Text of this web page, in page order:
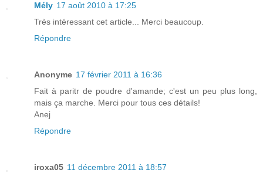
Mély 17 août 2010 à 17:25
Très intéressant cet article... Merci beaucoup.
Répondre
Anonyme 17 février 2011 à 16:36
Fait à paritr de poudre d'amande; c'est un peu plus long,
mais ça marche. Merci pour tous ces détails!
Anej
Répondre
iroxa05 11 décembre 2011 à 18:57